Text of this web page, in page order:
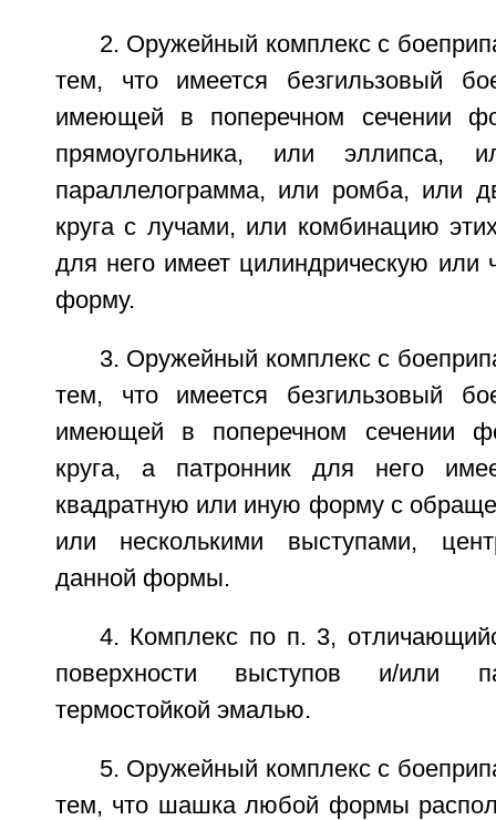
2. Оружейный комплекс с
тем, что имеется безгильзовый
имеющей в поперечном сечении
прямоугольника, или эллипса,
параллелограмма, или ромба, или
круга с лучами, или комбинацию
для него имеет цилиндрическую или
форму.
3. Оружейный комплекс с
тем, что имеется безгильзовый
имеющей в поперечном сечении
круга, а патронник для него
квадратную или иную форму с
или несколькими выступами,
данной формы.
4. Комплекс по п. 3,
поверхности выступов и/или
термостойкой эмалью.
5. Оружейный комплекс с
тем, что шашка любой формы